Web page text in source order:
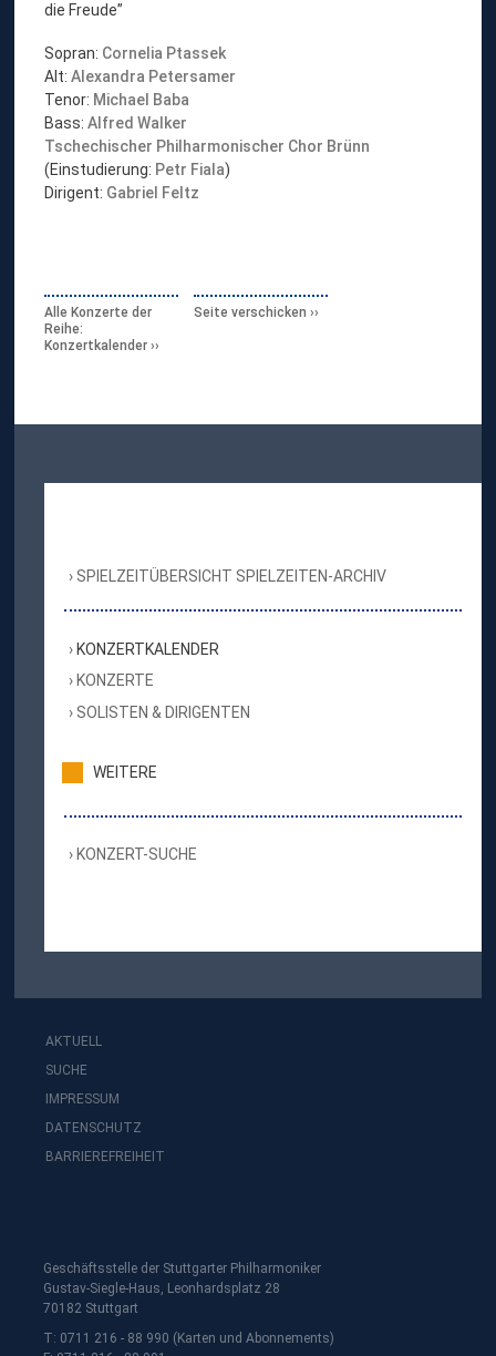
die Freude”
Sopran: Cornelia Ptassek
Alt:Alexandra Petersamer
Tenor: Michael Baba
Bass:Alfred Walker
Tschechischer Philharmonischer Chor Brünn
(Einstudierung: Petr Fiala)
Dirigent: Gabriel Feltz
Alle Konzerte der
Reihe:
Konzertkalender
Seite verschicken
SPIELZEITÜBERSICHT SPIELZEITEN-ARCHIV
KONZERTKALENDER
KONZERTE
SOLISTEN & DIRIGENTEN
WEITERE
KONZERT-SUCHE
AKTUELL
SUCHE
IMPRESSUM
DATENSCHUTZ
BARRIEREFREIHEIT
Geschäftsstelle der Stuttgarter Philharmoniker
Gustav-Siegle-Haus, Leonhardsplatz 28
70182 Stuttgart
T: 0711 216 - 88 990 (Karten und Abonnements)